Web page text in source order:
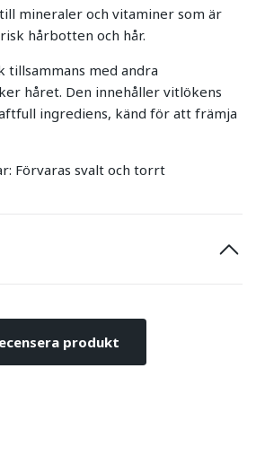
mineraler och vitaminer som är
hårbotten och hår.
tillsammans med andra
håret. Den innehåller vitlökens
ingrediens, känd för att främja
Förvaras svalt och torrt
produkt